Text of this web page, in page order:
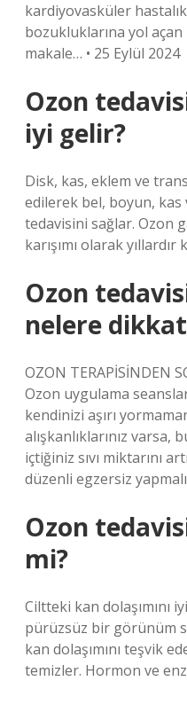
kardiyovasküler
bozukluklarına yol
makale… • 25 Eylül 2024
Ozon
iyi gelir?
Disk, kas, eklem ve
edilerek bel, boyun, kas
tedavisini sağlar. Ozon
karışımı olarak yıllardır
Ozon
nelere
OZON TERAPİSİNDEN
Ozon uygulama
kendinizi aşırı
alışkanlıklarınız varsa,
içtiğiniz sıvı miktarını
düzenli egzersiz yapmalı
Ozon
mi?
Ciltteki kan dolaşımını
pürüzsüz bir görünüm
kan dolaşımını teşvik
temizler. Hormon ve